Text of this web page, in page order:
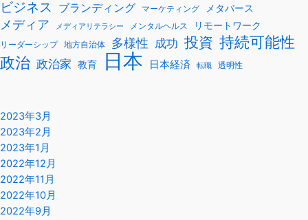
ビジネス ブランディング マーケティング メタバース
メディア メディアリテラシー メンタルヘルス リモートワーク
リーダーシップ 地方自治体 多様性 成功 投資 持続可能性
政治 政治家 教育 日本 日本経済 転職 透明性
2023年3月
2023年2月
2023年1月
2022年12月
2022年11月
2022年10月
2022年9月